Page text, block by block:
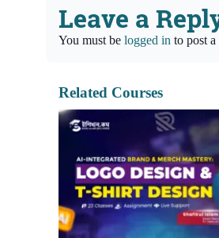
Leave a
You must be logged in to post a
Related Courses